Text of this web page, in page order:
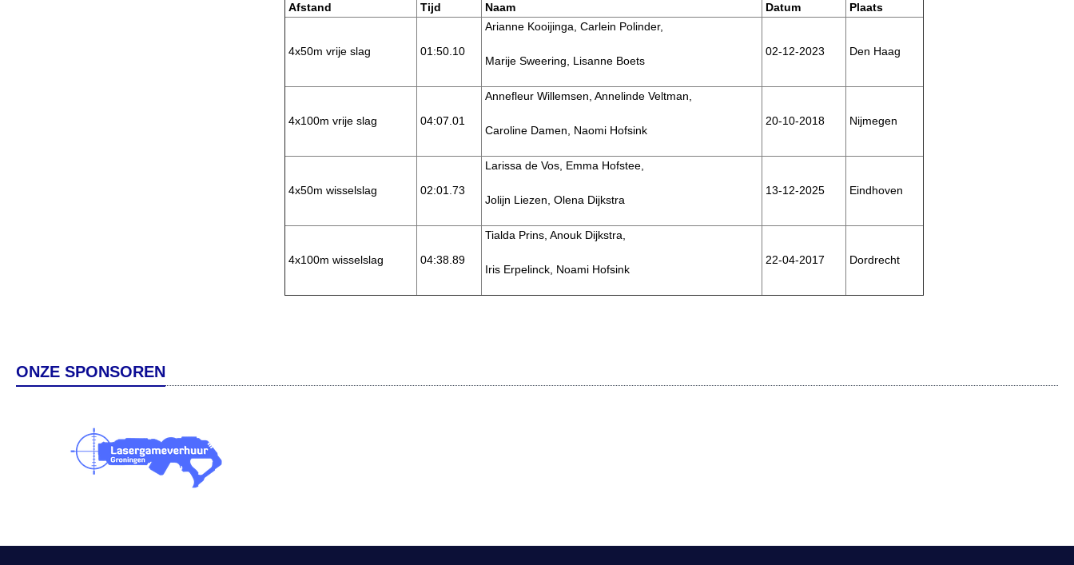
Afstand Tijd Naam Datum Plaats
4x50m vrije slag 01:50.10
Arianne Kooijinga, Carlein Polinder,
Marije Sweering, Lisanne Boets
02-12-2023 Den Haag
4x100m vrije slag 04:07.01
Annefleur Willemsen, Annelinde Veltman,
Caroline Damen, Naomi Hofsink
20-10-2018 Nijmegen
4x50m wisselslag 02:01.73
Larissa de Vos, Emma Hofstee,
Jolijn Liezen, Olena Dijkstra
13-12-2025 Eindhoven
4x100m wisselslag 04:38.89
Tialda Prins, Anouk Dijkstra,
Iris Erpelinck, Noami Hofsink
22-04-2017 Dordrecht
ONZE SPONSOREN